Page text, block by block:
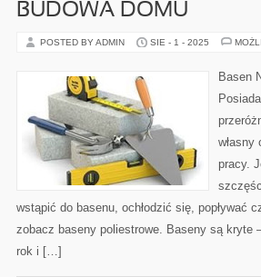
BUDOWA DOMU
POSTED BY ADMIN SIE - 1 - 2025
Basen
pracy.
wstąpić do basenu, ochłodzić się, popływać
zobacz baseny poliestrowe. Baseny są kryte
rok i […]